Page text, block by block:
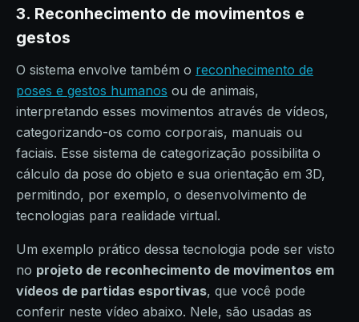
3. Reconhecimento de movimentos e
gestos
O sistema envolve também o reconhecimento de
poses e gestos humanos ou de animais,
interpretando esses movimentos através de vídeos,
categorizando-os como corporais, manuais ou
faciais. Esse sistema de categorização possibilita o
cálculo da pose do objeto e sua orientação em 3D,
permitindo, por exemplo, o desenvolvimento de
tecnologias para realidade virtual.
Um exemplo prático dessa tecnologia pode ser visto
no projeto de reconhecimento de movimentos em
vídeos de partidas esportivas, que você pode
conferir neste vídeo abaixo. Nele, são usadas as